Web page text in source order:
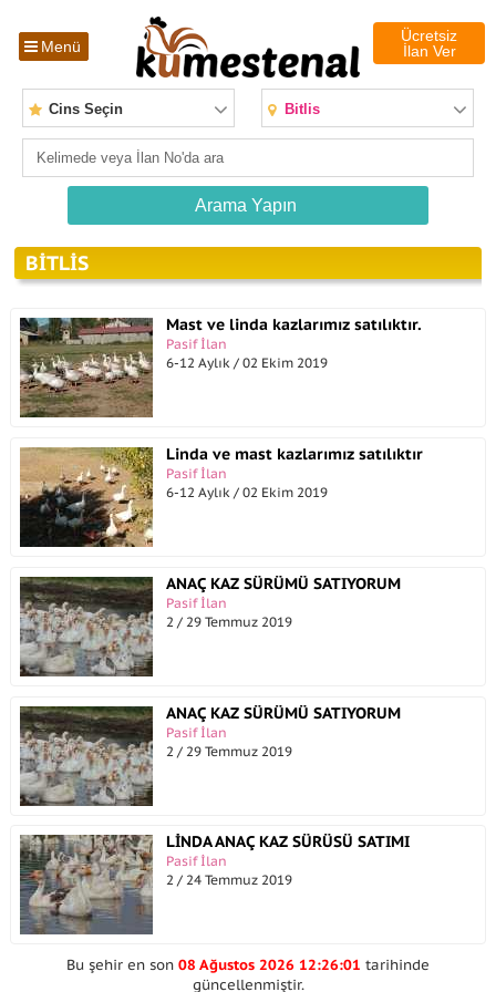
Menü
Ücretsiz
İlan Ver
Cins Seçin Bitlis
BITLIS
Mast ve linda kazlarımız satılıktır.
Pasif İlan
6-12 Aylık / 02 Ekim 2019
Linda ve mast kazlarımız satılıktır
Pasif İlan
6-12 Aylık / 02 Ekim 2019
ANAÇ KAZ SÜRÜMÜ SATIYORUM
Pasif İlan
2 / 29 Temmuz 2019
ANAÇ KAZ SÜRÜMÜ SATIYORUM
Pasif İlan
2 / 29 Temmuz 2019
LİNDA ANAÇ KAZ SÜRÜSÜ SATIMI
Pasif İlan
2 / 24 Temmuz 2019
Bu şehir en son 08 Ağustos 2026 12:26:01 tarihinde
güncellenmiştir.